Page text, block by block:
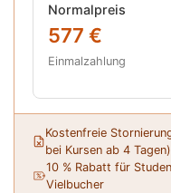
Normalpreis
577 €
Einmalzahlung
Kostenfreie
bei Kursen ab 4 Tagen)
10 % Rabatt für
Vielbucher